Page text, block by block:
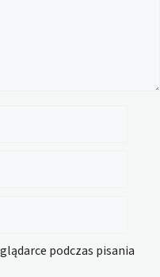
podczas pisania